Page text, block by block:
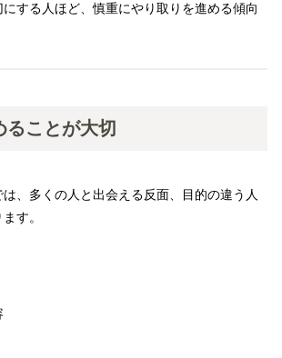
する人ほど、慎重にやり取りを進める傾向
ることが大切
、多くの人と出会える反面、目的の違う人
す。